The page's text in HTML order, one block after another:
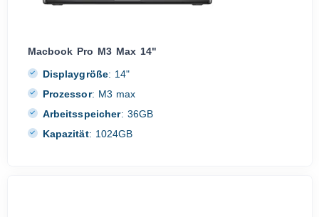
Macbook Pro M3 Max 14"
Displaygröße: 14"
Prozessor: M3 max
Arbeitsspeicher: 36GB
Kapazität: 1024GB